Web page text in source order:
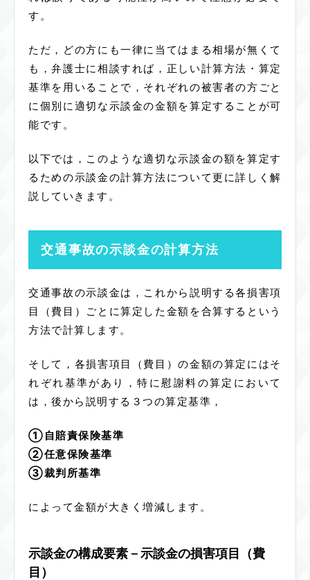
す。
ただ，どの方にも一律に当てはまる相場が無くて
も，弁護士に相談すれば，正しい計算方法・算定
基準を用いることで，それぞれの被害者の方ごと
に個別に適切な示談金の金額を算定することが可
能です。
以下では，このような適切な示談金の額を算定す
るための示談金の計算方法について更に詳しく解
説していきます。
交通事故の示談金の計算方法
交通事故の示談金は，これから説明する各損害項
目（費目）ごとに算定した金額を合算するという
方法で計算します。
そして，各損害項目（費目）の金額の算定にはそ
れぞれ基準があり，特に慰謝料の算定において
は，後から説明する３つの算定基準，
①自賠責保険基準
②任意保険基準
③裁判所基準
によって金額が大きく増減します。
示談金の構成要素－示談金の損害項目（費
目）